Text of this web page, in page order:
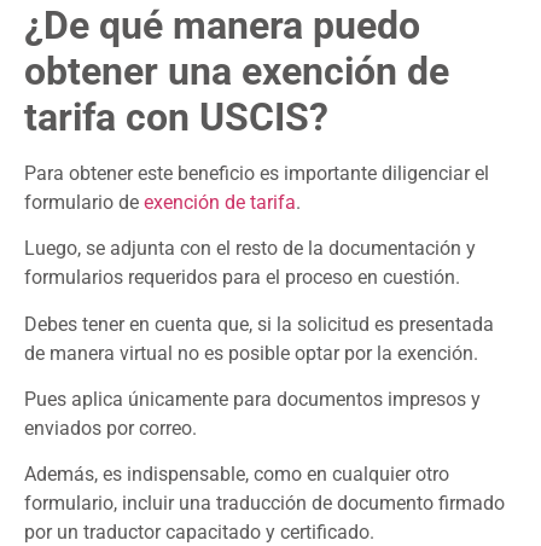
¿De qué manera puedo
obtener una exención de
tarifa con USCIS?
Para obtener este beneficio es importante diligenciar el
formulario de exención de tarifa.
Luego, se adjunta con el resto de la documentación y
formularios requeridos para el proceso en cuestión.
Debes tener en cuenta que, si la solicitud es presentada
de manera virtual no es posible optar por la exención.
Pues aplica únicamente para documentos impresos y
enviados por correo.
Además, es indispensable, como en cualquier otro
formulario, incluir una traducción de documento firmado
por un traductor capacitado y certificado.